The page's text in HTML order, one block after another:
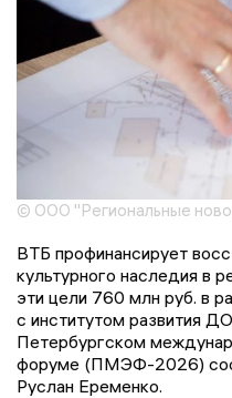
© ООО "Региональные
ВТБ профинансирует
культурного наследия в
эти цели 760 млн руб. в
с институтом развития
Петербургском
форуме (ПМЭФ-2026)
Руслан Еременко.